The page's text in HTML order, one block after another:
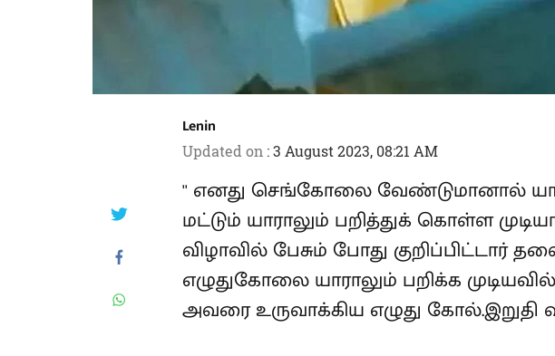
Lenin
Updated on :3 August 2023, 08:21 AM
'' எனது செங்கோலை வேண்டுமானால்
மட்டும் யாராலும் பறித்துக் கொள்ள
விழாவில் பேசும் போது
எழுதுகோலை யாராலும் பறிக்க
அவரை உருவாக்கிய எழுது கோல்.இறுதி